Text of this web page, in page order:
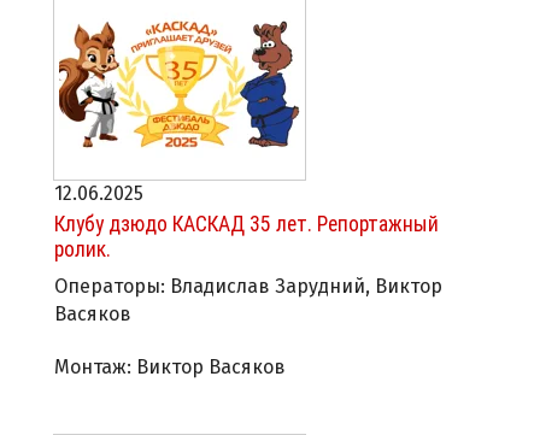
12.06.2025
Клубу дзюдо КАСКАД 35 лет. Репортажный
ролик.
Операторы: Владислав Зарудний, Виктор
Васяков
Монтаж: Виктор Васяков